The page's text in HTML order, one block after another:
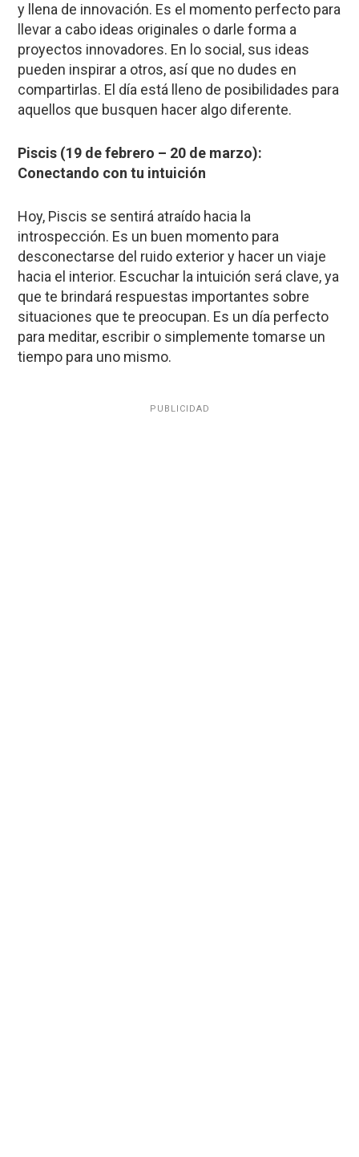
y llena de innovación. Es el momento perfecto para
llevar a cabo ideas originales o darle forma a
proyectos innovadores. En lo social, sus ideas
pueden inspirar a otros, así que no dudes en
compartirlas. El día está lleno de posibilidades para
aquellos que busquen hacer algo diferente.
Piscis (19 de febrero – 20 de marzo):
Conectando con tu intuición
Hoy, Piscis se sentirá atraído hacia la
introspección. Es un buen momento para
desconectarse del ruido exterior y hacer un viaje
hacia el interior. Escuchar la intuición será clave, ya
que te brindará respuestas importantes sobre
situaciones que te preocupan. Es un día perfecto
para meditar, escribir o simplemente tomarse un
tiempo para uno mismo.
PUBLICIDAD